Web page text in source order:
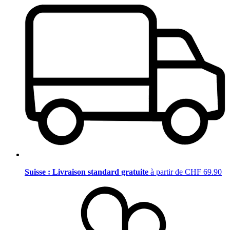
Suisse : Livraison standard gratuite à partir de CHF 69.90